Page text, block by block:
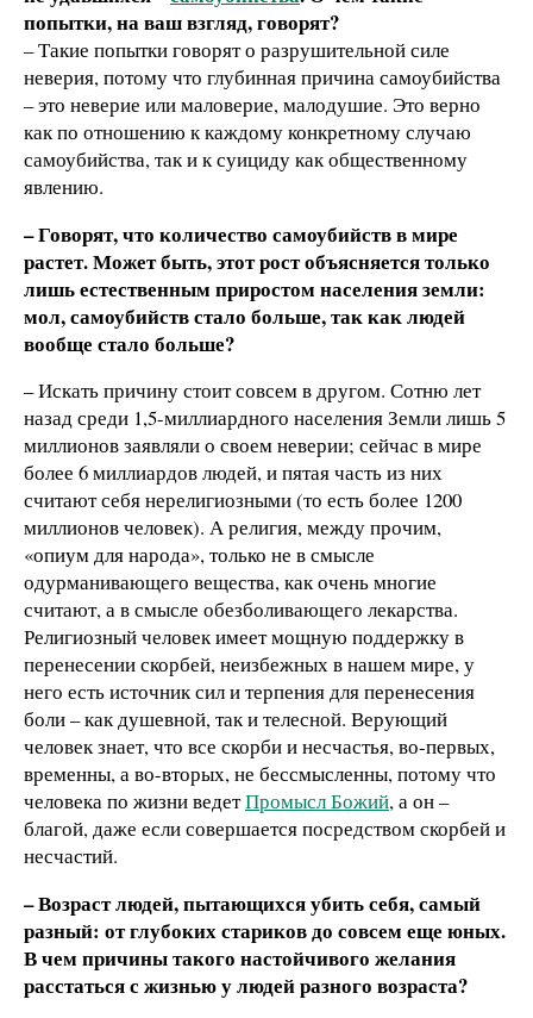
попытки, на ваш взгляд, говорят?
– Такие попытки говорят о разрушительной силе
неверия, потому что глубинная причина самоубийства
– это неверие или маловерие, малодушие. Это верно
как по отношению к каждому конкретному случаю
самоубийства, так и к суициду как общественному
явлению.
– Говорят, что количество самоубийств в мире
растет. Может быть, этот рост объясняется только
лишь естественным приростом населения земли:
мол, самоубийств стало больше, так как людей
вообще стало больше?
– Искать причину стоит совсем в другом. Сотню лет
назад среди 1,5-миллиардного населения Земли лишь 5
миллионов заявляли о своем неверии; сейчас в мире
более 6 миллиардов людей, и пятая часть из них
считают себя нерелигиозными (то есть более 1200
миллионов человек). А религия, между прочим,
«опиум для народа», только не в смысле
одурманивающего вещества, как очень многие
считают, а в смысле обезболивающего лекарства.
Религиозный человек имеет мощную поддержку в
перенесении скорбей, неизбежных в нашем мире, у
него есть источник сил и терпения для перенесения
боли – как душевной, так и телесной. Верующий
человек знает, что все скорби и несчастья, во-первых,
временны, а во-вторых, не бессмысленны, потому что
человека по жизни ведетПромысл Божий, а он –
благой, даже если совершается посредством скорбей и
несчастий.
– Возраст людей, пытающихся убить себя, самый
разный: от глубоких стариков до совсем еще юных.
В чем причины такого настойчивого желания
расстаться с жизнью у людей разного возраста?